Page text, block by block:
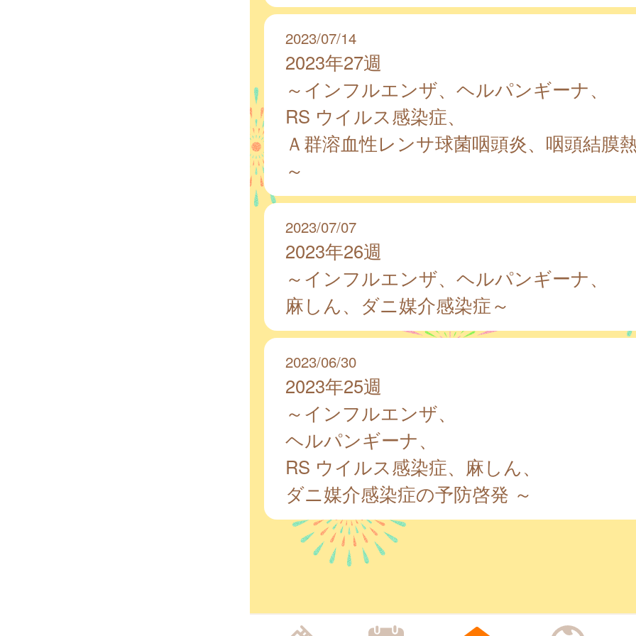
2023/07/14
2023年27週
～インフルエンザ、ヘルパンギーナ、
RS ウイルス感染症、
Ａ群溶血性レンサ球菌咽頭炎、咽頭結膜
～
2023/07/07
2023年26週
～インフルエンザ、ヘルパンギーナ、
麻しん、ダニ媒介感染症～
2023/06/30
2023年25週
～インフルエンザ、
ヘルパンギーナ、
RS ウイルス感染症、麻しん、
ダニ媒介感染症の予防啓発 ～